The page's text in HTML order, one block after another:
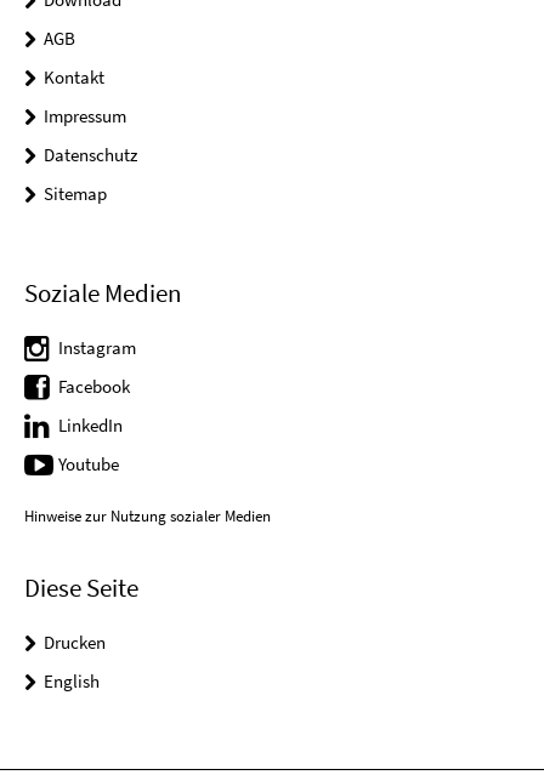
AGB
Kontakt
Impressum
Datenschutz
Sitemap
Soziale Medien
Instagram
Facebook
LinkedIn
Youtube
Hinweise zur Nutzung sozialer Medien
Diese Seite
Drucken
English